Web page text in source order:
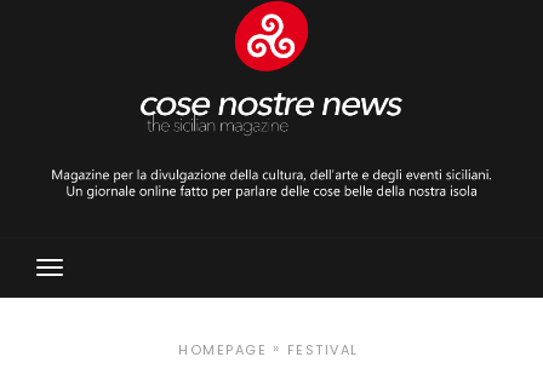
Toggle
Navigation
HOMEPAGE » FESTIVAL